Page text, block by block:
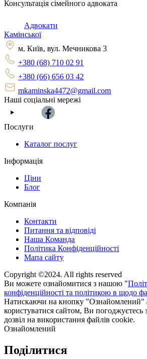
Консультація сімейного адвоката
Адвокати
Камінської
м. Київ, вул. Мечникова 3
+380 (68) 710 02 91
+380 (66) 656 03 42
mkaminska4472@gmail.com
Наші соціальні мережі
Послуги
Каталог послуг
Інформація
Ціни
Блог
Компанія
Контакти
Питання та відповіді
Наша Команда
Політика Конфіденційності
Мапа сайту
Copyright ©2024. All rights reserved
Ви можете ознайомитися з нашою "
конфіденційності та політикою в щодо
Натискаючи на кнопку "Ознайомлений"
користуватися сайтом, Ви погоджуєтесь
дозвіл на використання файлів cookie.
Ознайомлений
Поділитися